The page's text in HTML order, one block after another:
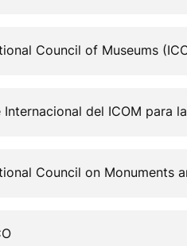
Council of Museums
Internacional del ICOM para
Council on Monuments